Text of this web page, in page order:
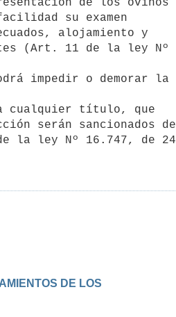
su examen
alojamiento y
(Art. 11 de la ley Nº
serán sancionados de
la ley Nº 16.747, de 24
DE LOS